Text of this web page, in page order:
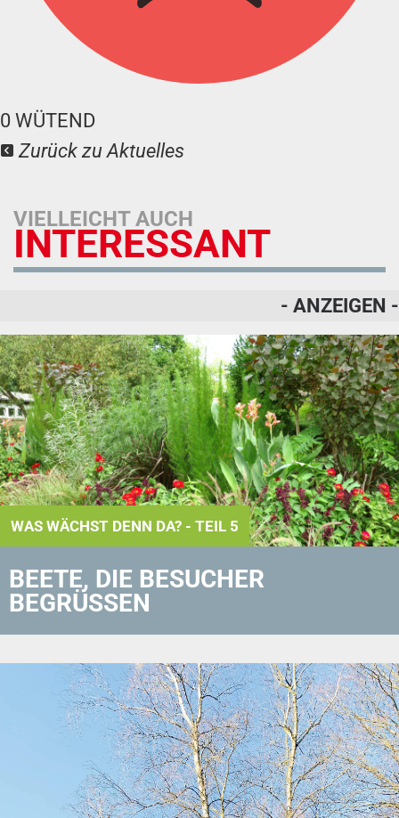
0 WÜTEND
Zurück zu Aktuelles
VIELLEICHT AUCH
INTERESSANT
- ANZEIGEN -
WAS WÄCHST DENN DA? - TEIL 5
BEETE, DIE BESUCHER
BEGRÜSSEN